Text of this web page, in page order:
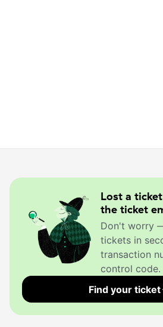
Lost a
the ticket
Don't worry
tickets in
transaction
control code.
Find your ticket